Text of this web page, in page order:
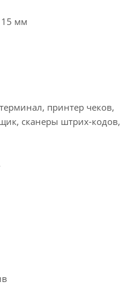
мм
принтер чеков,
сканеры штрих-кодов,